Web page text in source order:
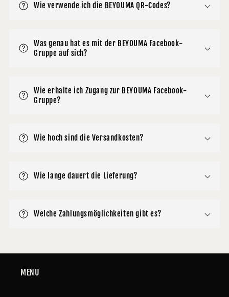
Wie verwende ich die BEYOUMA QR-Codes?
Was genau hat es mit der BEYOUMA Facebook-
Gruppe auf sich?
Wie erhalte ich Zugang zur BEYOUMA Facebook-
Gruppe?
Wie hoch sind die Versandkosten?
Wie lange dauert die Lieferung?
Welche Zahlungsmöglichkeiten gibt es?
MENU